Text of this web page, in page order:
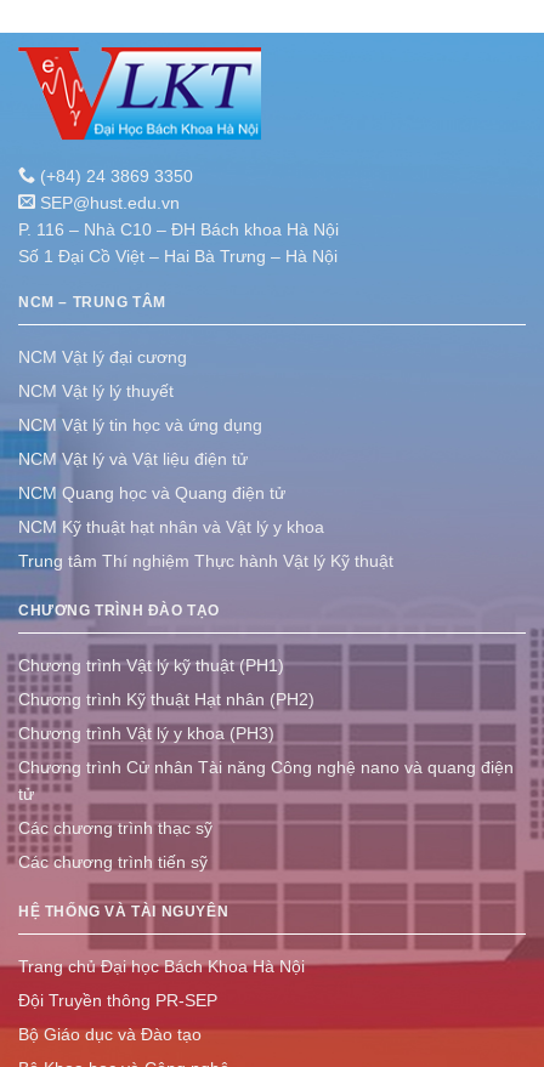
(+84) 24 3869 3350
SEP@hust.edu.vn
P. 116 – Nhà C10 – ĐH Bách khoa Hà Nội
Số 1 Đại Cồ Việt – Hai Bà Trưng – Hà Nội
NCM – TRUNG TÂM
NCM Vật lý đại cương
NCM Vật lý lý thuyết
NCM Vật lý tin học và ứng dụng
NCM Vật lý và Vật liệu điện tử
NCM Quang học và Quang điện tử
NCM Kỹ thuật hạt nhân và Vật lý y khoa
Trung tâm Thí nghiệm Thực hành Vật lý Kỹ thuật
CHƯƠNG TRÌNH ĐÀO TẠO
Chương trình Vật lý kỹ thuật (PH1)
Chương trình Kỹ thuật Hạt nhân (PH2)
Chương trình Vật lý y khoa (PH3)
Chương trình Cử nhân Tài năng Công nghệ nano và quang điện
tử
Các chương trình thạc sỹ
Các chương trình tiến sỹ
HỆ THỐNG VÀ TÀI NGUYÊN
Trang chủ Đại học Bách Khoa Hà Nội
Đội Truyền thông PR-SEP
Bộ Giáo dục và Đào tạo